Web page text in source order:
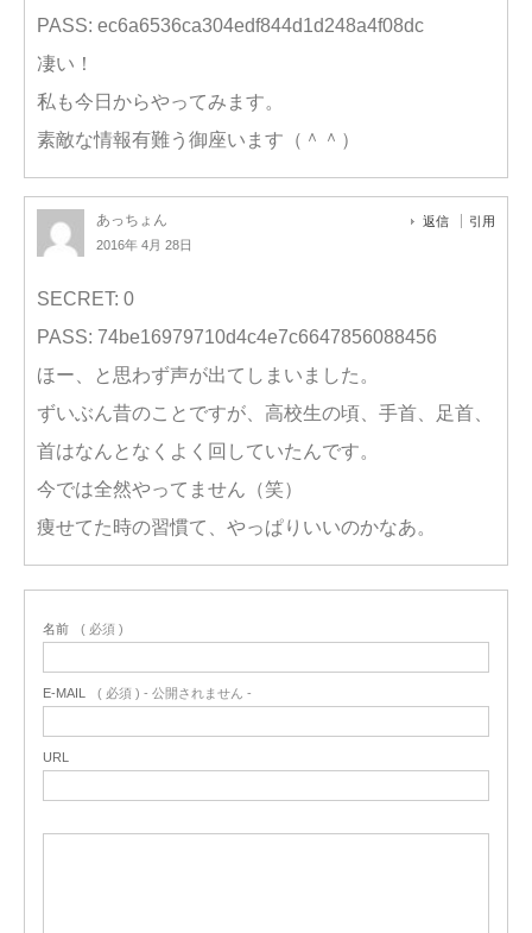
PASS: ec6a6536ca304edf844d1d248a4f08dc
凄い！
私も今日からやってみます。
素敵な情報有難う御座います（＾＾）
あっちょん
2016年 4月 28日
返信 引用
SECRET: 0
PASS: 74be16979710d4c4e7c6647856088456
ほー、と思わず声が出てしまいました。
ずいぶん昔のことですが、高校生の頃、手首、足首、
首はなんとなくよく回していたんです。
今では全然やってません（笑）
痩せてた時の習慣て、やっぱりいいのかなあ。
名前 ( 必須 )
E-MAIL ( 必須 ) - 公開されません -
URL